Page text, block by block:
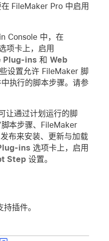
FileMaker Pro 中启用
Console 中，在
项卡上，启用
Plug-ins和 Web
设置允许 FileMaker 脚
执行的脚本步骤。请参
让通过计划运行的脚
本步骤、FileMaker
布来安装、更新与加载
ins 选项卡上，启用
Step设置。
插件。